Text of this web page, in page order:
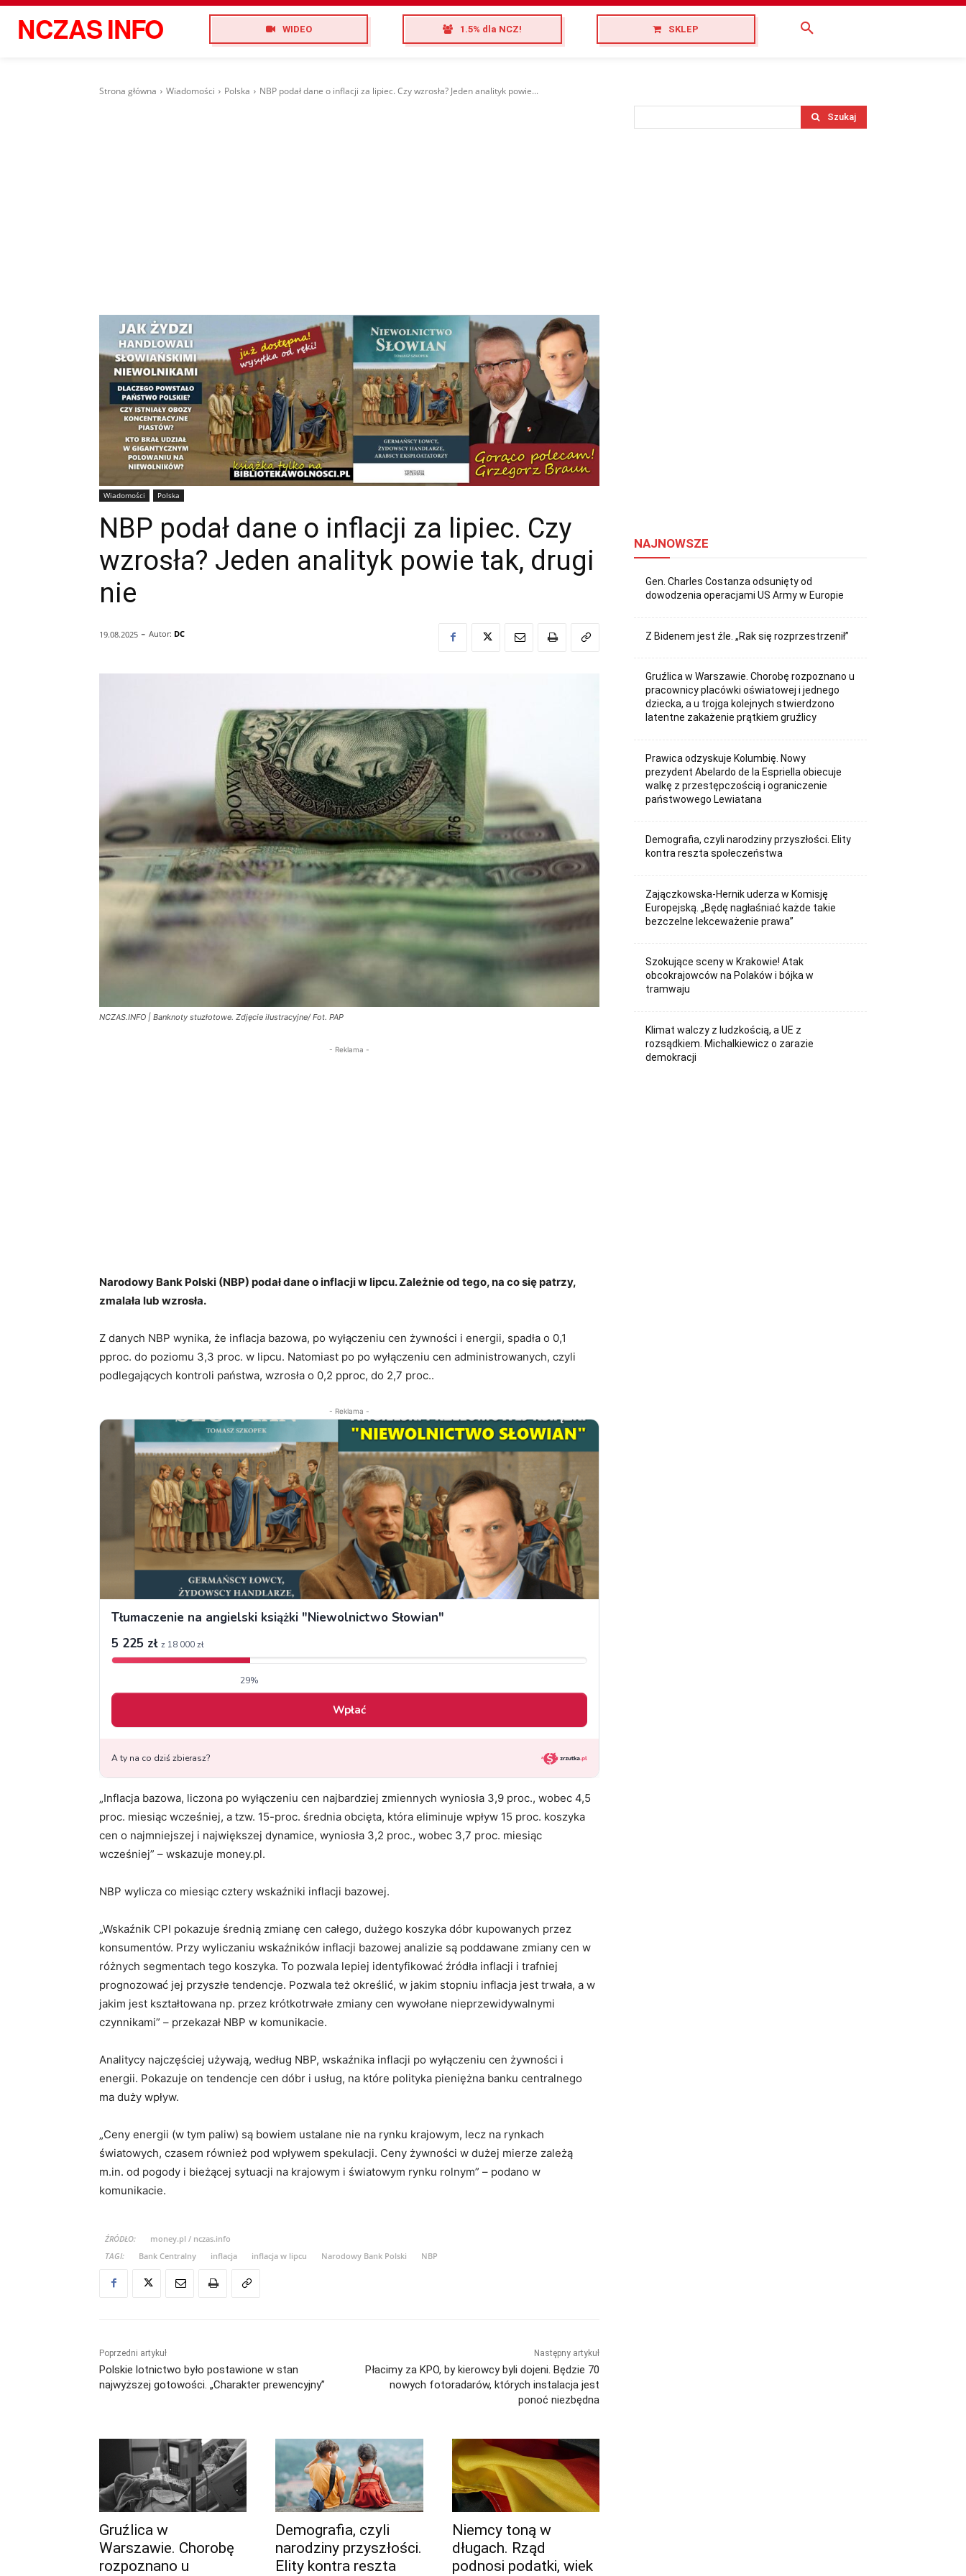
NCZASINFO WIDEO 1.5% dla NCZ! SKLEP
Strona główna Wiadomości Polska NBP podał dane o inflacji za lipiec. Czy wzrosła? Jeden analityk powie...
Wiadomości Polska
NBP podał dane o inflacji za lipiec. Czy
wzrosła? Jeden analityk powie tak, drugi
nie
19.08.2025 - Autor: DC
NCZAS.INFO | Banknoty stuzłotowe. Zdjęcie ilustracyjne/ Fot. PAP
- Reklama -
Narodowy Bank Polski (NBP) podał dane o inflacji w lipcu. Zależnie od tego, na co się patrzy,
zmalała lub wzrosła.
Z danych NBP wynika, że inflacja bazowa, po wyłączeniu cen żywności i energii, spadła o 0,1
pproc. do poziomu 3,3 proc. w lipcu. Natomiast po po wyłączeniu cen administrowanych, czyli
podlegających kontroli państwa, wzrosła o 0,2 pproc, do 2,7 proc..
- Reklama -
„Inflacja bazowa, liczona po wyłączeniu cen najbardziej zmiennych wyniosła 3,9 proc., wobec 4,5
proc. miesiąc wcześniej, a tzw. 15-proc. średnia obcięta, która eliminuje wpływ 15 proc. koszyka
cen o najmniejszej i największej dynamice, wyniosła 3,2 proc., wobec 3,7 proc. miesiąc
wcześniej” – wskazuje money.pl.
NBP wylicza co miesiąc cztery wskaźniki inflacji bazowej.
„Wskaźnik CPI pokazuje średnią zmianę cen całego, dużego koszyka dóbr kupowanych przez
konsumentów. Przy wyliczaniu wskaźników inflacji bazowej analizie są poddawane zmiany cen w
różnych segmentach tego koszyka. To pozwala lepiej identyfikować źródła inflacji i trafniej
prognozować jej przyszłe tendencje. Pozwala też określić, w jakim stopniu inflacja jest trwała, a w
jakim jest kształtowana np. przez krótkotrwałe zmiany cen wywołane nieprzewidywalnymi
czynnikami” – przekazał NBP w komunikacie.
Analitycy najczęściej używają, według NBP, wskaźnika inflacji po wyłączeniu cen żywności i
energii. Pokazuje on tendencje cen dóbr i usług, na które polityka pieniężna banku centralnego
ma duży wpływ.
„Ceny energii (w tym paliw) są bowiem ustalane nie na rynku krajowym, lecz na rynkach
światowych, czasem również pod wpływem spekulacji. Ceny żywności w dużej mierze zależą
m.in. od pogody i bieżącej sytuacji na krajowym i światowym rynku rolnym” – podano w
komunikacie.
ŹRÓDŁO:
money.pl / nczas.info
TAGI:
Bank Centralny inflacja inflacja w lipcu Narodowy Bank Polski NBP
Poprzedni artykuł
Polskie lotnictwo było postawione w stan
najwyższej gotowości. „Charakter prewencyjny”
Następny artykuł
Płacimy za KPO, by kierowcy byli dojeni. Będzie 70
nowych fotoradarów, których instalacja jest
ponoć niezbędna
Gruźlica w
Warszawie. Chorobę
rozpoznano u
Demografia, czyli
narodziny przyszłości.
Elity kontra reszta
Niemcy toną w
długach. Rząd
podnosi podatki, wiek
Szukaj
NAJNOWSZE
Gen. Charles Costanza odsunięty od
dowodzenia operacjami US Army w Europie
Z Bidenem jest źle. „Rak się rozprzestrzenił”
Gruźlica w Warszawie. Chorobę rozpoznano u
pracownicy placówki oświatowej i jednego
dziecka, a u trojga kolejnych stwierdzono
latentne zakażenie prątkiem gruźlicy
Prawica odzyskuje Kolumbię. Nowy
prezydent Abelardo de la Espriella obiecuje
walkę z przestępczością i ograniczenie
państwowego Lewiatana
Demografia, czyli narodziny przyszłości. Elity
kontra reszta społeczeństwa
Zajączkowska-Hernik uderza w Komisję
Europejską. „Będę nagłaśniać każde takie
bezczelne lekceważenie prawa”
Szokujące sceny w Krakowie! Atak
obcokrajowców na Polaków i bójka w
tramwaju
Klimat walczy z ludzkością, a UE z
rozsądkiem. Michalkiewicz o zarazie
demokracji